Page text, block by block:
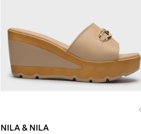
NILA & NILA